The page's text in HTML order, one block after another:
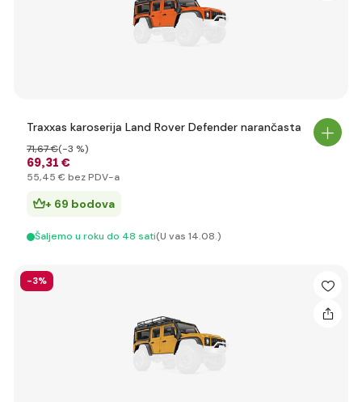
Traxxas karoserija Land Rover Defender narančasta
69,31 €
71,67 €(-3 %)
55,45 € bez PDV-a
+ 69 bodova
Šaljemo u roku do 48 sati(U vas 14.08.)
-3%